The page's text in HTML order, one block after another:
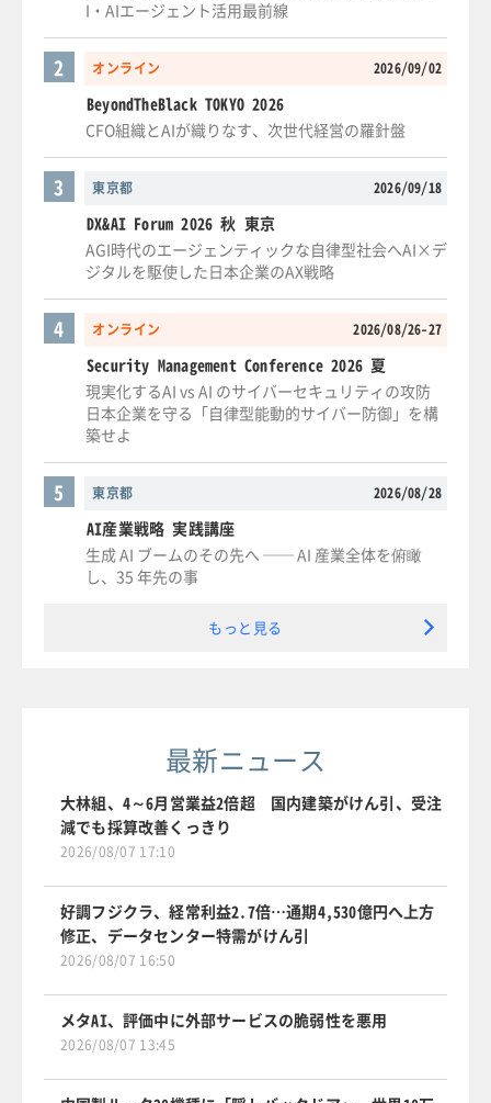
I・AIエージェント活用最前線
オンライン 2026/09/02
2
BeyondTheBlack TOKYO 2026
CFO組織とAIが織りなす、次世代経営の羅針盤
東京都 2026/09/18
3
DX&AI Forum 2026 秋 東京
AGI時代のエージェンティックな自律型社会へAI×デ
ジタルを駆使した日本企業のAX戦略
オンライン 2026/08/26-27
4
Security Management Conference 2026 夏
現実化するAI vs AI のサイバーセキュリティの攻防
日本企業を守る「自律型能動的サイバー防御」を構
築せよ
東京都 2026/08/28
5
AI産業戦略 実践講座
生成 AI ブームのその先へ ── AI 産業全体を俯瞰
し、35 年先の事
もっと見る
最新ニュース
大林組、4～6月営業益2倍超 国内建築がけん引、受注
減でも採算改善くっきり
2026/08/07 17:10
好調フジクラ、経常利益2.7倍…通期4,530億円へ上方
修正、データセンター特需がけん引
2026/08/07 16:50
メタAI、評価中に外部サービスの脆弱性を悪用
2026/08/07 13:45